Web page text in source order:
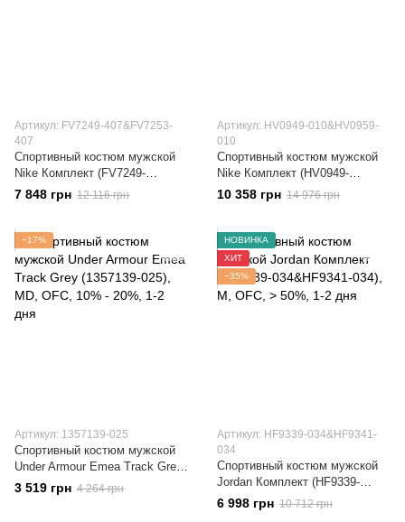
Артикул: FV7249-407&FV7253-
407
Спортивный костюм мужской
Nike Комплект (FV7249-
407&FV7253-407)
7 848 грн 12 116 грн
Артикул: HV0949-010&HV0959-
010
Спортивный костюм мужской
Nike Комплект (HV0949-
010&HV0959-010)
10 358 грн 14 976 грн
−17%
Артикул: 1357139-025
Спортивный костюм мужской
Under Armour Emea Track Grey
(1357139-025)
3 519 грн 4 264 грн
НОВИНКА
ХИТ
−35%
Артикул: HF9339-034&HF9341-
034
Спортивный костюм мужской
Jordan Комплект (HF9339-
034&HF9341-034)
6 998 грн 10 712 грн